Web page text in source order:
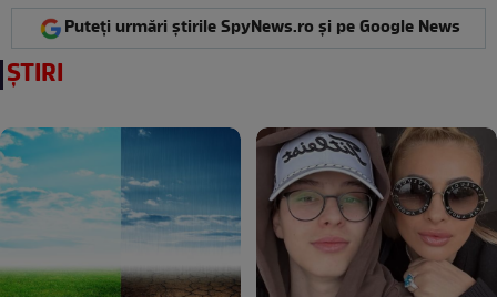
Puteți urmări știrile SpyNews.ro și pe Google News
ȘTIRI